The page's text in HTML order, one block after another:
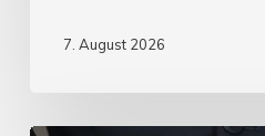
7. August 2026